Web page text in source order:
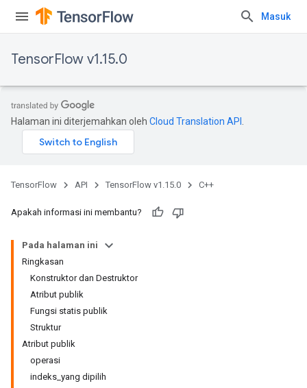
Masuk
TensorFlow v1.15.0
Halaman ini diterjemahkan oleh Cloud Translation API
TensorFlow API TensorFlow v1.15.0 C++
Apakah informasi ini membantu?
Pada halaman ini
Ringkasan
Konstruktor dan Destruktor
Atribut publik
Fungsi statis publik
Struktur
Atribut publik
operasi
indeks_yang dipilih